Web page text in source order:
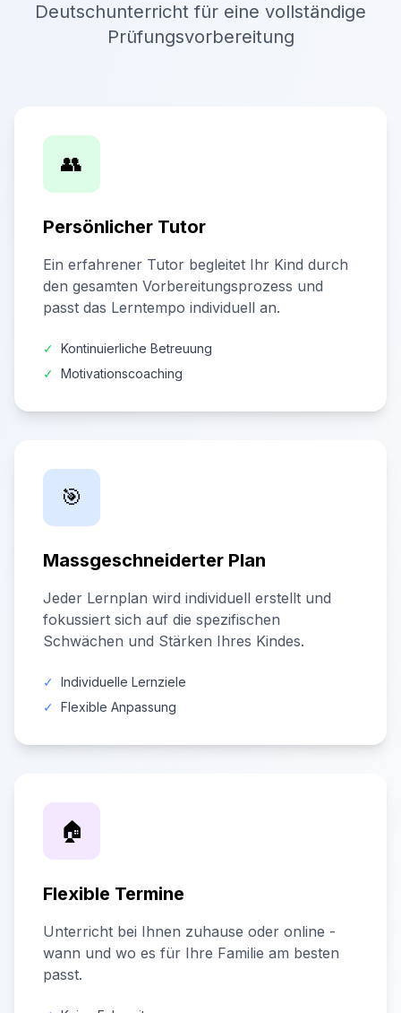
Deutschunterricht für eine vollständige
Prüfungsvorbereitung
👥
Persönlicher Tutor
Ein erfahrener Tutor begleitet Ihr Kind durch
den gesamten Vorbereitungsprozess und
passt das Lerntempo individuell an.
✓ Kontinuierliche Betreuung
✓ Motivationscoaching
🎯
Massgeschneiderter Plan
Jeder Lernplan wird individuell erstellt und
fokussiert sich auf die spezifischen
Schwächen und Stärken Ihres Kindes.
✓ Individuelle Lernziele
✓ Flexible Anpassung
🏠
Flexible Termine
Unterricht bei Ihnen zuhause oder online -
wann und wo es für Ihre Familie am besten
passt.